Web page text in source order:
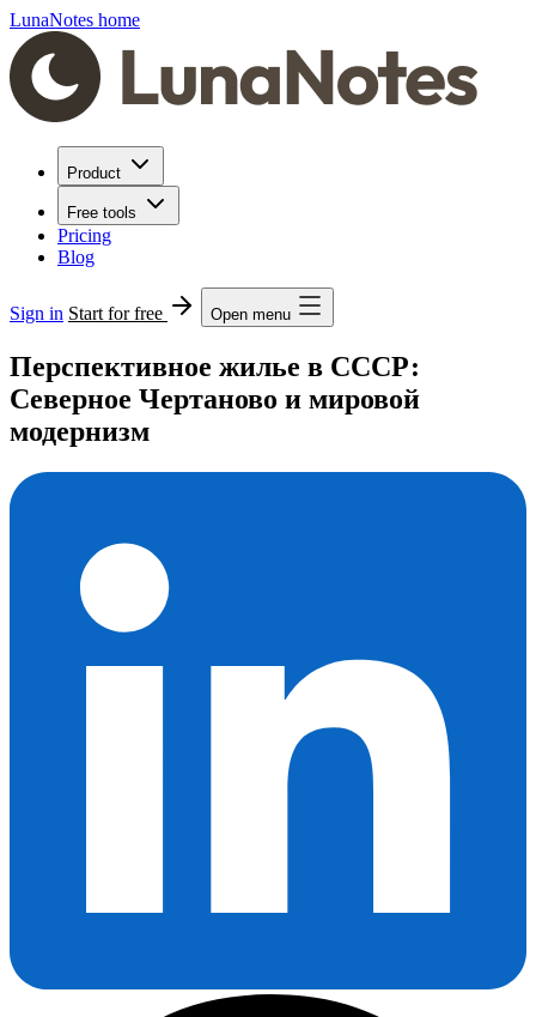
LunaNotes home
Product
Free tools
Pricing
Blog
Sign in Start for free Open menu
Перспективное жилье в СССР:
Северное Чертаново и мировой
модернизм